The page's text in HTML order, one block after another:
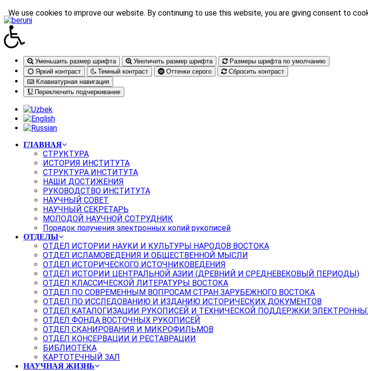
Уменьшить размер шрифта Увеличить размер шрифта
Размеры шрифта по умолчанию
Яркий контраст
Темный контраст Оттенки серого
Сбросить контраст
Клавиатурная навигация
Переключить подчеркивание
ГЛАВНАЯ
СТРУКТУРА
ИСТОРИЯ ИНСТИТУТА
СТРУКТУРА ИНСТИТУТА
НАШИ ДОСТИЖЕНИЯ
РУКОВОДСТВО ИНСТИТУТА
НАУЧНЫЙ СОВЕТ
НАУЧНЫЙ СЕКРЕТАРЬ
МОЛОДОЙ НАУЧНОЙ СОТРУДНИК
Порядок получения электронных копий рукописей
ОТДЕЛЫ
ОТДЕЛ ИСТОРИИ НАУКИ И КУЛЬТУРЫ НАРОДОВ ВОСТОКА
ОТДЕЛ ИСЛАМОВЕДЕНИЯ И ОБЩЕСТВЕННОЙ МЫСЛИ
ОТДЕЛ ИСТОРИЧЕСКОГО ИСТОЧНИКОВЕДЕНИЯ
ОТДЕЛ ИСТОРИИ ЦЕНТРАЛЬНОЙ АЗИИ (ДРЕВНИЙ И СРЕДНЕВЕКОВЫЙ ПЕРИОДЫ)
ОТДЕЛ КЛАССИЧЕСКОЙ ЛИТЕРАТУРЫ ВОСТОКА
ОТДЕЛ ПО СОВРЕМЕННЫМ ВОПРОСАМ СТРАН ЗАРУБЕЖНОГО ВОСТОКА
ОТДЕЛ ПО ИССЛЕДОВАНИЮ И ИЗДАНИЮ ИСТОРИЧЕСКИХ ДОКУМЕНТОВ
ОТДЕЛ КАТАЛОГИЗАЦИИ РУКОПИСЕЙ И ТЕХНИЧЕСКОЙ ПОДДЕРЖКИ
ОТДЕЛ ФОНДА ВОСТОЧНЫХ РУКОПИСЕЙ
ОТДЕЛ СКАНИРОВАНИЯ И МИКРОФИЛЬМОВ
ОТДЕЛ КОНСЕРВАЦИИ И РЕСТАВРАЦИИ
БИБЛИОТЕКА
КАРТОТЕЧНЫЙ ЗАЛ
НАУЧНАЯ ЖИЗНЬ
We use cookies to improve our website. By continuing to use this website, you are giving consent to